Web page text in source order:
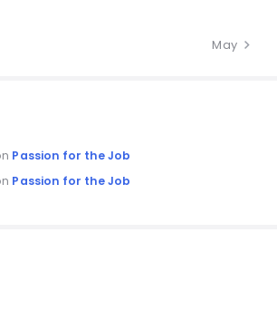
May »
Passion for the Job
Passion for the Job